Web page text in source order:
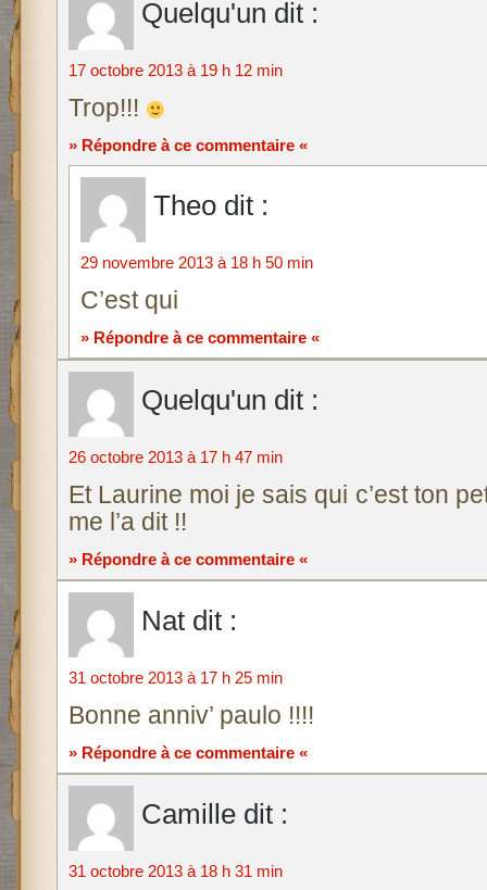
Quelqu'un dit :
17 octobre 2013 à 19 h 12 min
Trop!!!
» Répondre à ce commentaire «
Theo dit :
29 novembre 2013 à 18 h 50 min
C’est qui
» Répondre à ce commentaire «
Quelqu'un dit :
26 octobre 2013 à 17 h 47 min
Et Laurine moi je sais qui c’est ton
me l’a dit !!
» Répondre à ce commentaire «
Nat dit :
31 octobre 2013 à 17 h 25 min
Bonne anniv’ paulo !!!!
» Répondre à ce commentaire «
Camille dit :
31 octobre 2013 à 18 h 31 min